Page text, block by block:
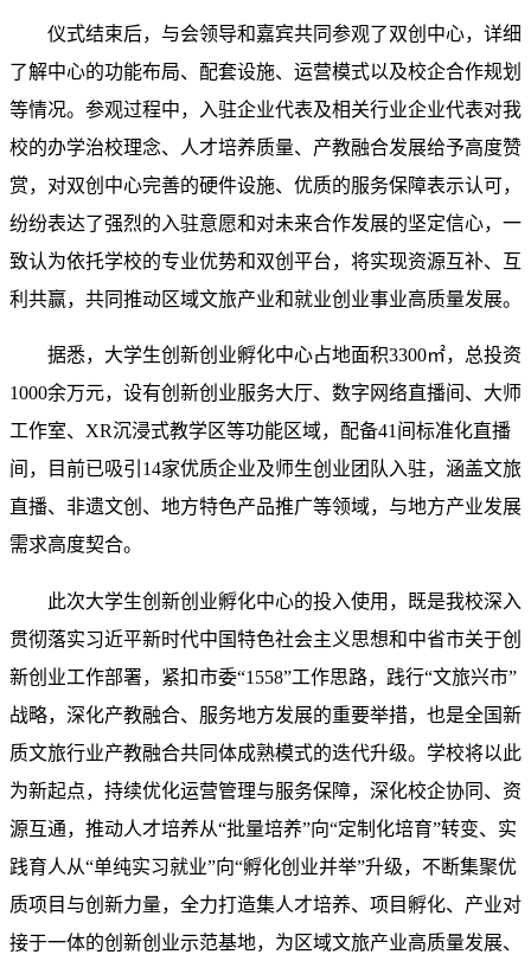
仪式结束后，与会领导和嘉宾共同参观了双创中心，详细
了解中心的功能布局、配套设施、运营模式以及校企合作规划
等情况。参观过程中，入驻企业代表及相关行业企业代表对我
校的办学治校理念、人才培养质量、产教融合发展给予高度赞
赏，对双创中心完善的硬件设施、优质的服务保障表示认可，
纷纷表达了强烈的入驻意愿和对未来合作发展的坚定信心，一
致认为依托学校的专业优势和双创平台，将实现资源互补、互
利共赢，共同推动区域文旅产业和就业创业事业高质量发展。
据悉，大学生创新创业孵化中心占地面积3300㎡，总投资
1000余万元，设有创新创业服务大厅、数字网络直播间、大师
工作室、XR沉浸式教学区等功能区域，配备41间标准化直播
间，目前已吸引14家优质企业及师生创业团队入驻，涵盖文旅
直播、非遗文创、地方特色产品推广等领域，与地方产业发展
需求高度契合。
此次大学生创新创业孵化中心的投入使用，既是我校深入
贯彻落实习近平新时代中国特色社会主义思想和中省市关于创
新创业工作部署，紧扣市委“1558”工作思路，践行“文旅兴市”
战略，深化产教融合、服务地方发展的重要举措，也是全国新
质文旅行业产教融合共同体成熟模式的迭代升级。学校将以此
为新起点，持续优化运营管理与服务保障，深化校企协同、资
源互通，推动人才培养从“批量培养”向“定制化培育”转变、实
践育人从“单纯实习就业”向“孵化创业并举”升级，不断集聚优
质项目与创新力量，全力打造集人才培养、项目孵化、产业对
接于一体的创新创业示范基地，为区域文旅产业高质量发展、